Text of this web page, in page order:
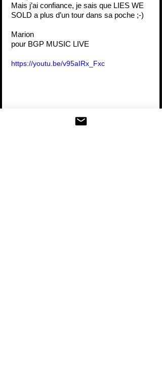
Mais j’ai confiance, je sais que LIES WE
SOLD a plus d’un tour dans sa poche ;-)
Marion
pour BGP MUSIC LIVE
https://youtu.be/v95aIRx_Fxc